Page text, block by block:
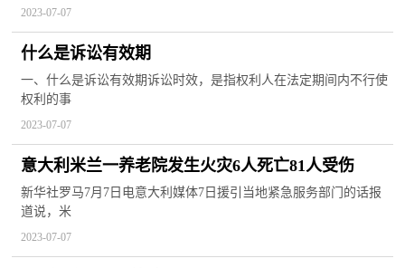
2023-07-07
什么是诉讼有效期
一、什么是诉讼有效期诉讼时效，是指权利人在法定期间内不行使
权利的事
2023-07-07
意大利米兰一养老院发生火灾6人死亡81人受伤
新华社罗马7月7日电意大利媒体7日援引当地紧急服务部门的话报
道说，米
2023-07-07